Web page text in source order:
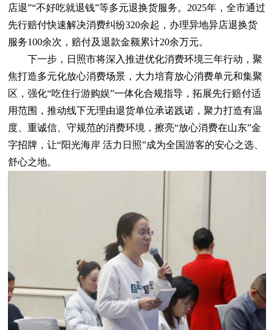
店退”“不好吃就退钱”等多元退换货服务。2025年，全市通过
先行赔付快速解决消费纠纷320余起，办理异地异店退换货
服务100余次，赔付及退款金额累计20余万元。
下一步，日照市将深入推进优化消费环境三年行动，聚
焦打造多元化放心消费场景，大力培育放心消费单元和集聚
区，强化“吃住行游购娱”一体化合规指导，拓展先行赔付适
用范围，推动线下无理由退货单位承诺践诺，聚力打造有温
度、重诚信、守规范的消费环境，擦亮“放心消费在山东”金
字招牌，让“阳光海岸 活力日照”成为全国游客的安心之选、
舒心之地。